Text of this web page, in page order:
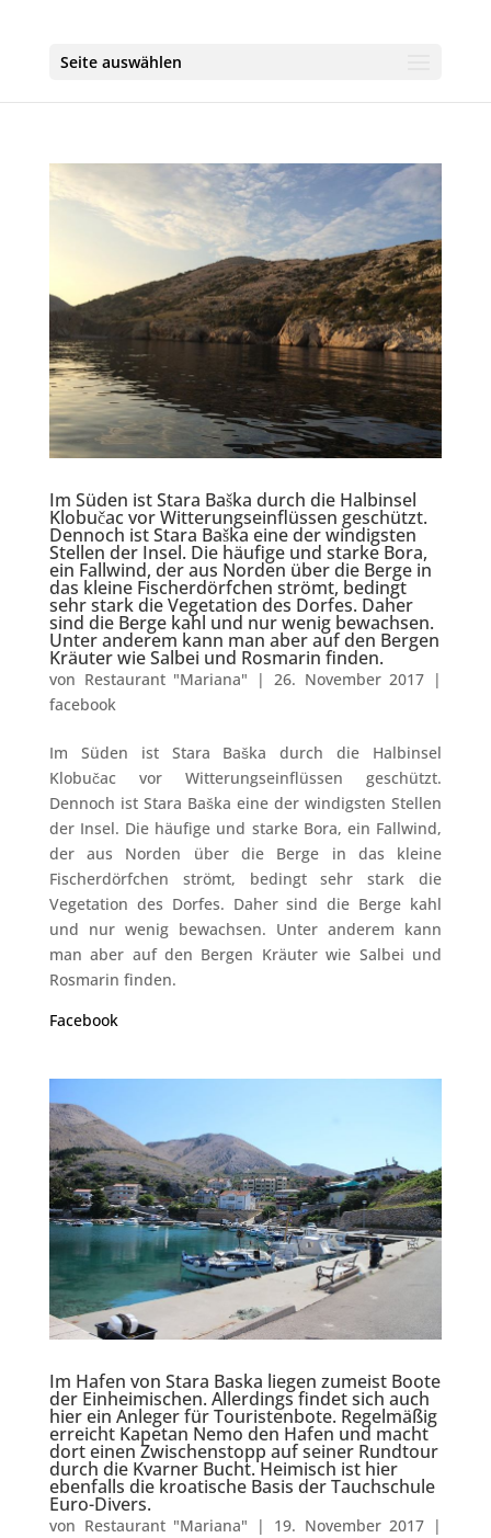
Seite auswählen
Im Süden ist Stara Baška durch die Halbinsel
Klobučac vor Witterungseinflüssen geschützt.
Dennoch ist Stara Baška eine der windigsten
Stellen der Insel. Die häufige und starke Bora,
ein Fallwind, der aus Norden über die Berge in
das kleine Fischerdörfchen strömt, bedingt
sehr stark die Vegetation des Dorfes. Daher
sind die Berge kahl und nur wenig bewachsen.
Unter anderem kann man aber auf den Bergen
Kräuter wie Salbei und Rosmarin finden.
von Restaurant "Mariana" | 26. November 2017 |
facebook
Im Süden ist Stara Baška durch die Halbinsel
Klobučac vor Witterungseinflüssen geschützt.
Dennoch ist Stara Baška eine der windigsten Stellen
der Insel. Die häufige und starke Bora, ein Fallwind,
der aus Norden über die Berge in das kleine
Fischerdörfchen strömt, bedingt sehr stark die
Vegetation des Dorfes. Daher sind die Berge kahl
und nur wenig bewachsen. Unter anderem kann
man aber auf den Bergen Kräuter wie Salbei und
Rosmarin finden.
Facebook
Im Hafen von Stara Baska liegen zumeist Boote
der Einheimischen. Allerdings findet sich auch
hier ein Anleger für Touristenbote. Regelmäßig
erreicht Kapetan Nemo den Hafen und macht
dort einen Zwischenstopp auf seiner Rundtour
durch die Kvarner Bucht. Heimisch ist hier
ebenfalls die kroatische Basis der Tauchschule
Euro-Divers.
von Restaurant "Mariana" | 19. November 2017 |